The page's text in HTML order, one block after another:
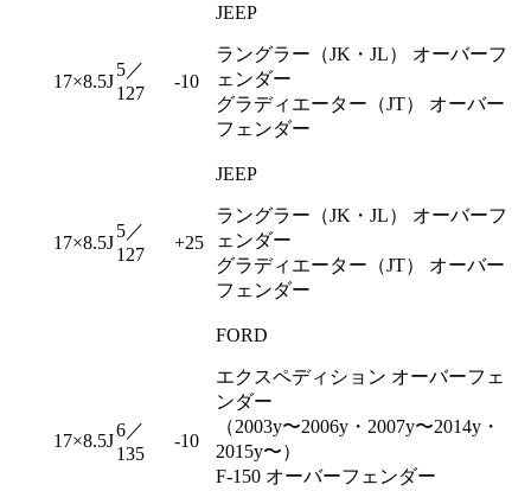
17×8.5J
5／
127
-10
JEEP
ラングラー（JK・JL） オーバーフ
ェンダー
グラディエーター（JT） オーバー
フェンダー
17×8.5J
5／
127
+25
JEEP
ラングラー（JK・JL） オーバーフ
ェンダー
グラディエーター（JT） オーバー
フェンダー
17×8.5J
6／
135
-10
FORD
エクスペディション オーバーフェ
ンダー
（2003y〜2006y・2007y〜2014y・
2015y〜）
F-150 オーバーフェンダー